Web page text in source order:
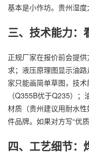
基本是小作坊。贵州湿度
三、技术能力：
正规厂家在报价前会提
求；液压原理图显示油
家只能画简单草图，技
（Q355B优于Q235）
材质（贵州建议用耐水
件品牌。如果对方写“优
四、工艺细节：